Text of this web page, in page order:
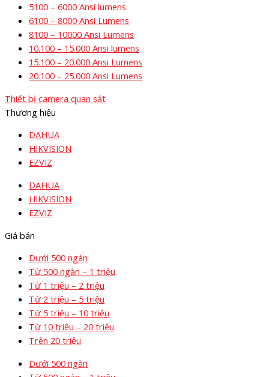
5100 – 6000 Ansi lumens
6100 – 8000 Ansi Lumens
8100 – 10000 Ansi Lumens
10.100 – 15.000 Ansi lumens
15.100 – 20.000 Ansi Lumens
20.100 – 25.000 Ansi Lumens
Thiết bị camera quan sát
Thương hiệu
DAHUA
HIKVISION
EZVIZ
DAHUA
HIKVISION
EZVIZ
Giá bán
Dưới 500 ngàn
Từ 500 ngàn – 1 triệu
Từ 1 triệu – 2 triệu
Từ 2 triệu – 5 triệu
Từ 5 triệu – 10 triệu
Từ 10 triệu – 20 triệu
Trên 20 triệu
Dưới 500 ngàn